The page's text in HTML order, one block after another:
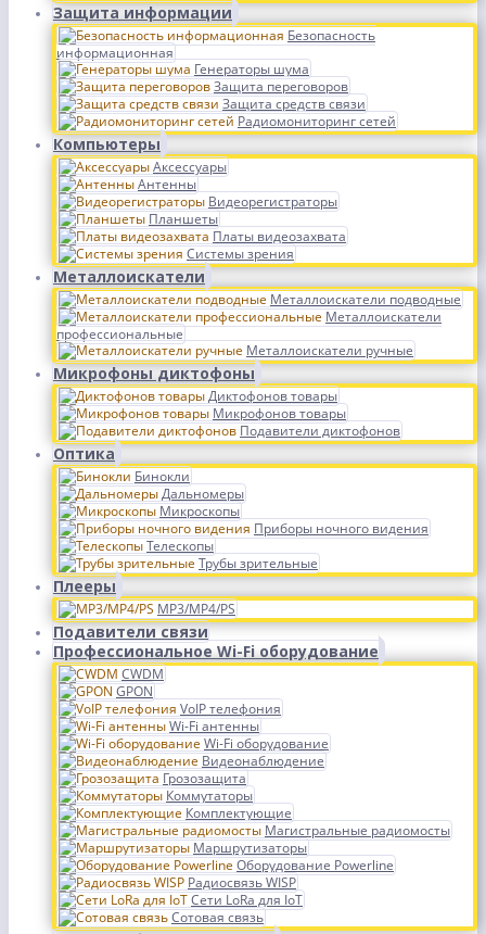
Защита информации
Безопасность
информационная
Генераторы шума
Защита переговоров
Защита средств связи
Радиомониторинг сетей
Компьютеры
Аксессуары
Антенны
Видеорегистраторы
Планшеты
Платы видеозахвата
Системы зрения
Металлоискатели
Металлоискатели подводные
Металлоискатели
профессиональные
Металлоискатели ручные
Микрофоны диктофоны
Диктофонов товары
Микрофонов товары
Подавители диктофонов
Оптика
Бинокли
Дальномеры
Микроскопы
Приборы ночного видения
Телескопы
Трубы зрительные
Плееры
MP3/MP4/PS
Подавители связи
Профессиональное Wi-Fi оборудование
CWDM
GPON
VoIP телефония
Wi-Fi антенны
Wi-Fi оборудование
Видеонаблюдение
Грозозащита
Коммутаторы
Комплектующие
Магистральные радиомосты
Маршрутизаторы
Оборудование Powerline
Радиосвязь WISP
Сети LoRa для IoT
Сотовая связь